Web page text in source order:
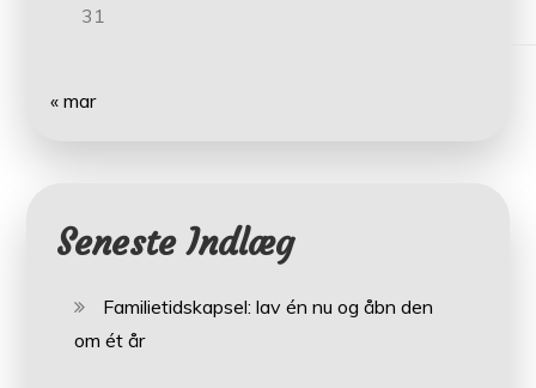
31
« mar
Seneste Indlæg
Familietidskapsel: lav én nu og åbn den
om ét år